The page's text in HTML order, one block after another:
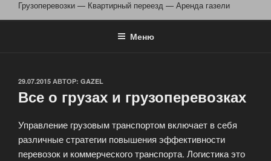
Грузоперевозки — Квартирный переезд — Аренда газели
Меню
ОПУБЛИКОВАНО
29.07.2015 АВТОР: GAZEL
Все о грузах и грузоперевозках
Управление грузовым транспортом включает в себя
различные стратегии повышения эффективности
перевозок и коммерческого транспорта. Логистика это